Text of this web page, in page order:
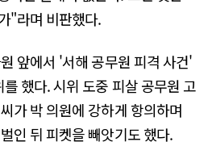
"라며 비판했다.
앞에서 '서해 공무원 피격 사건'
했다. 시위 도중 피살 공무원 고
가 박 의원에 강하게 항의하며
인 뒤 피켓을 빼앗기도 했다.